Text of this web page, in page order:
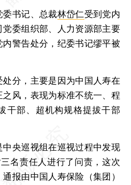
书记、总裁林岱仁受到党内
委组织部、人力资源部主要
警告处分，纪委书记缪平被
分，主要是因为中国人寿在
风，表现为标准不统一、程
干部、超机构规格提拔干部
央巡视组在巡视过程中发现
名责任人进行了问责，这次
报由中国人寿保险（集团）